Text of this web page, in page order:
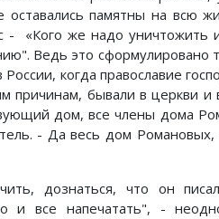
памятны на всю
- «Кого же надо уничтожить
Ведь это сформулировано
когда православие
причинам, бывали в церкви и
дом, все члены дома
- Да весь дом
дознаться, что он
и все напечатать", -